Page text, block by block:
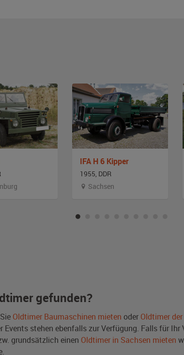
IFA H 6 Kipper
1955, DDR
Sachsen
gefunden?
Oldtimer Baumaschinen mieten oder Oldtimer
stehen ebenfalls zur Verfügung. Falls für
grundsätzlich einen Oldtimer in Sachsen mieten